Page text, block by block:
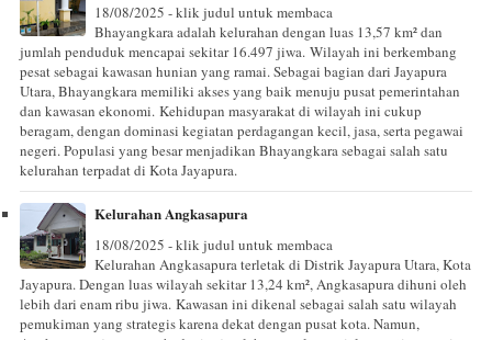
18/08/2025 - klik judul untuk membaca
Bhayangkara adalah kelurahan dengan luas 13,57 km² dan
jumlah penduduk mencapai sekitar 16.497 jiwa. Wilayah ini berkembang
pesat sebagai kawasan hunian yang ramai. Sebagai bagian dari Jayapura
Utara, Bhayangkara memiliki akses yang baik menuju pusat pemerintahan
dan kawasan ekonomi. Kehidupan masyarakat di wilayah ini cukup
beragam, dengan dominasi kegiatan perdagangan kecil, jasa, serta pegawai
negeri. Populasi yang besar menjadikan Bhayangkara sebagai salah satu
kelurahan terpadat di Kota Jayapura.
Kelurahan Angkasapura
18/08/2025 - klik judul untuk membaca
Kelurahan Angkasapura terletak di Distrik Jayapura Utara, Kota
Jayapura. Dengan luas wilayah sekitar 13,24 km², Angkasapura dihuni oleh
lebih dari enam ribu jiwa. Kawasan ini dikenal sebagai salah satu wilayah
pemukiman yang strategis karena dekat dengan pusat kota. Namun,